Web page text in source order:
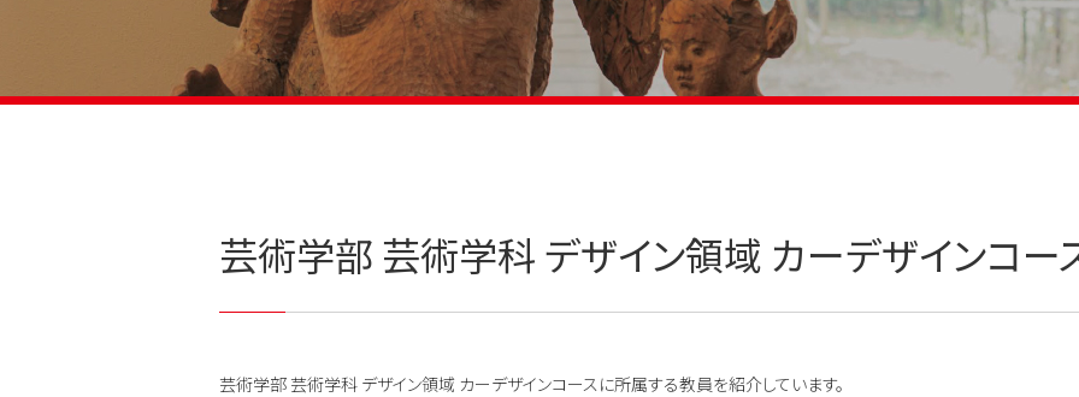
芸術学部 芸術学科 デザイン領域 カーデザインコ
芸術学部 芸術学科 デザイン領域 カーデザインコースに所属する教員を紹介しています。